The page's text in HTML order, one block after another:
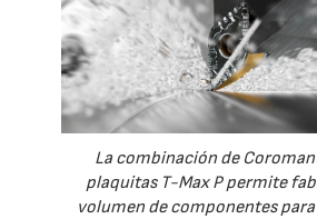
La combinación de
plaquitas T-Max P permite
volumen de componentes